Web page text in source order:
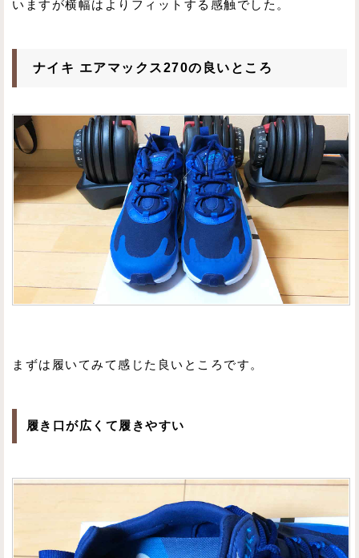
いますが横幅はよりフィットする感触でした。
ナイキ エアマックス270の良いところ
まずは履いてみて感じた良いところです。
履き口が広くて履きやすい